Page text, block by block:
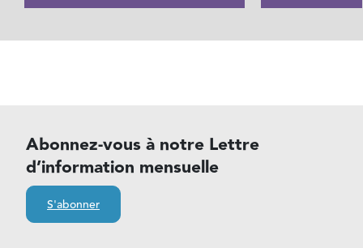
Abonnez-vous à notre Lettre
d’information mensuelle
S'abonner